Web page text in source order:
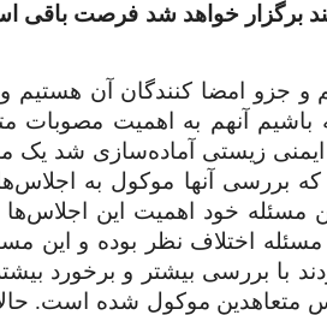
برگزار خواهد شد فرصت باقی
و جزو امضا کنندگان آن هستیم
باشیم آنهم به اهمیت مصوبات
زیستی آماده‌سازی شد یک
که بررسی آنها موکول به
خود اهمیت این
اختلاف نظر بوده و این
با بررسی بیشتر و برخورد
متعاهدین موکول شده است.